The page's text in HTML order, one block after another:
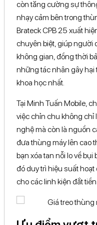
Mô tả khác
Tính năng
Trụ đứng
Cạnh giá có
nhiều mẫu
Tương thích màn hình
Tương thích
còn tăng cường sự
nhạy cảm bên trong
Brateck CPB 25 xuất
chuyên biệt, giúp người
không gian, đồng thời
những tác nhân gây
khoa học nhất.
Tại Minh Tuấn Mobile,
việc chỉn chu không chỉ
nghệ mà còn là nguồn
đưa thùng máy lên cao
bạn xóa tan nỗi lo về
đó duy trì hiệu suất
cho các linh kiện đắt